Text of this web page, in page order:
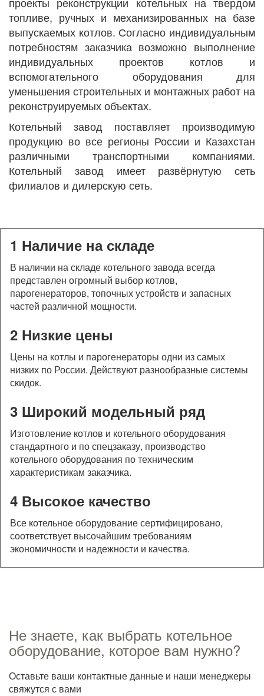
топливе, ручных и механизированных на базе
выпускаемых котлов. Согласно индивидуальным
потребностям заказчика возможно выполнение
индивидуальных проектов котлов и
вспомогательного оборудования для
уменьшения строительных и монтажных работ на
реконструируемых объектах.
Котельный завод поставляет производимую
продукцию во все регионы России и Казахстан
различными транспортными компаниями.
Котельный завод имеет развёрнутую сеть
филиалов и дилерскую сеть.
1 Наличие на складе
В наличии на складе котельного завода всегда
представлен огромный выбор котлов,
парогенераторов, топочных устройств и запасных
частей различной мощности.
2 Низкие цены
Цены на котлы и парогенераторы одни из самых
низких по России. Действуют разнообразные системы
скидок.
3 Широкий модельный ряд
Изготовление котлов и котельного оборудования
стандартного и по спецзаказу, производство
котельного оборудования по техническим
характеристикам заказчика.
4 Высокое качество
Все котельное оборудование сертифицировано,
соответствует высочайшим требованиям
экономичности и надежности и качества.
Не знаете, как выбрать котельное
оборудование, которое вам нужно?
Оставьте ваши контактные данные и наши менеджеры
свяжутся с вами